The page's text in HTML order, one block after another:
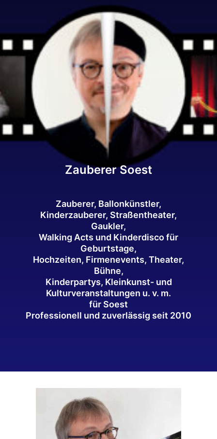
Zauberer Soest
Zauberer, Ballonkünstler,
Kinderzauberer, Straßentheater,
Gaukler,
Walking Acts und Kinderdisco für
Geburtstage,
Hochzeiten, Firmenevents, Theater,
Bühne,
Kinderpartys, Kleinkunst- und
Kulturveranstaltungen u. v. m.
für Soest
Professionell und zuverlässig seit 2010